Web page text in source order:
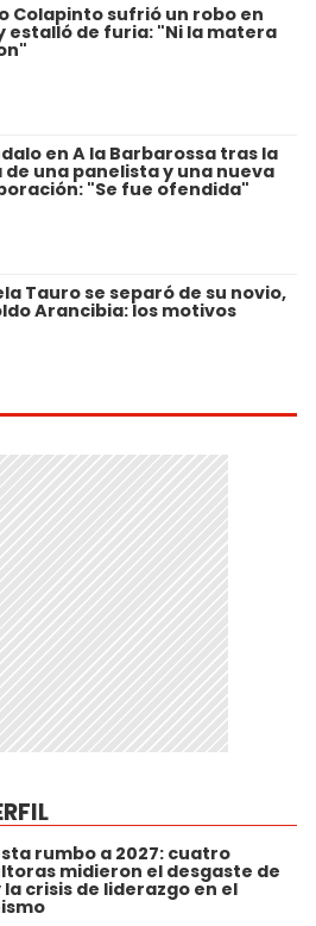
Colapinto sufrió un robo en
estalló de furia: "Ni la matera
en A la Barbarossa tras la
de una panelista y una nueva
"Se fue ofendida"
Tauro se separó de su novio,
Arancibia: los motivos
rumbo a 2027: cuatro
midieron el desgaste de
la crisis de liderazgo en el